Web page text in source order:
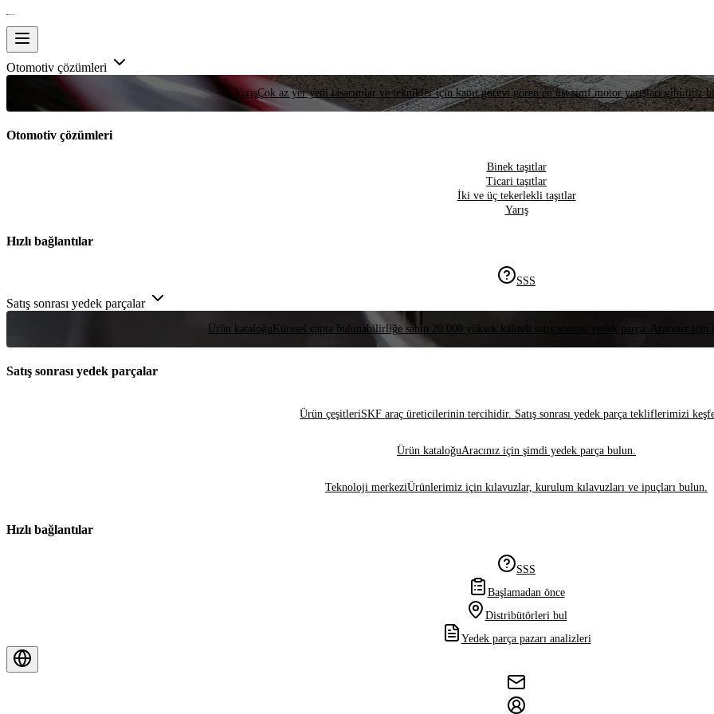
Otomotiv çözümleri
YarışÇok az yer yeni tasarımlar ve teknikler için kanıt görevi gören en üst sınıf motor yarışları gibi titiz
Otomotiv çözümleri
Binek taşıtlar
Ticari taşıtlar
İki ve üç tekerlekli taşıtlar
Yarış
Hızlı bağlantılar
SSS
Satış sonrası yedek parçalar
Ürün kataloğu Küresel çapta bulunabilirliğe sahip 20.000 yüksek kaliteli satış sonrası yedek parça. Aracınız
Satış sonrası yedek parçalar
Ürün çeşitleriSKF araç üreticilerinin tercihidir. Satış sonrası yedek parça tekliflerimizi
Ürün kataloğuAracınız için şimdi yedek parça bulun.
Teknoloji merkeziÜrünlerimiz için kılavuzlar, kurulum kılavuzları ve ipuçları bulun.
Hızlı bağlantılar
SSS
Başlamadan önce
Distribütörleri bul
Yedek parça pazarı analizleri